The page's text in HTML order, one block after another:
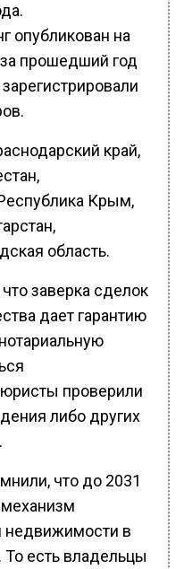
опубликован на
за прошедший год
край,
Крым,
область.
заверка сделок
дает гарантию
проверили
либо других
что до 2031
недвижимости в
есть владельцы